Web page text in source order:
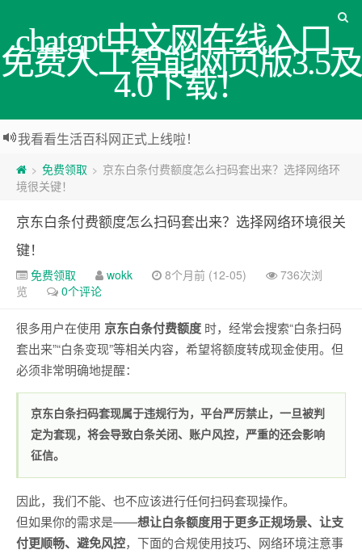
chatgpt中文网在线入口_
免费人工智能网页版3.5及
4.0下载！
我看看生活百科网正式上线啦！
> 免费领取 > 京东白条付费额度怎么扫码套出来？选择网络环
境很关键！
京东白条付费额度怎么扫码套出来？选择网络环境很关
键！
免费领取 wokk 8个月前 (12-05)
736次浏
览
0个评论
很多用户在使用 京东白条付费额度 时，经常会搜索“白条扫码
套出来”“白条变现”等相关内容，希望将额度转成现金使用。但
必须非常明确地提醒：
京东白条扫码套现属于违规行为，平台严厉禁止，一旦被判
定为套现，将会导致白条关闭、账户风控，严重的还会影响
征信。
因此，我们不能、也不应该进行任何扫码套现操作。
但如果你的需求是——想让白条额度用于更多正规场景、让支
付更顺畅、避免风控，下面的合规使用技巧、网络环境注意事